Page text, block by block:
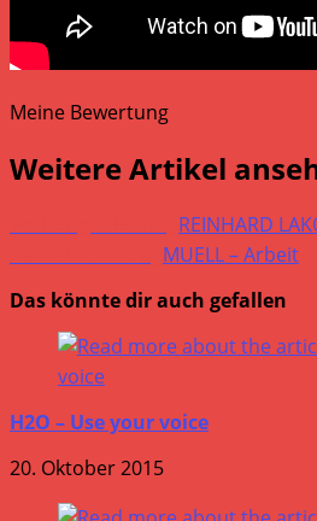
Meine Bewertung
Weitere Artikel
REINHARD
MUELL – Arbeit
Das könnte dir auch gefallen
H2O – Use your voice
20. Oktober 2015